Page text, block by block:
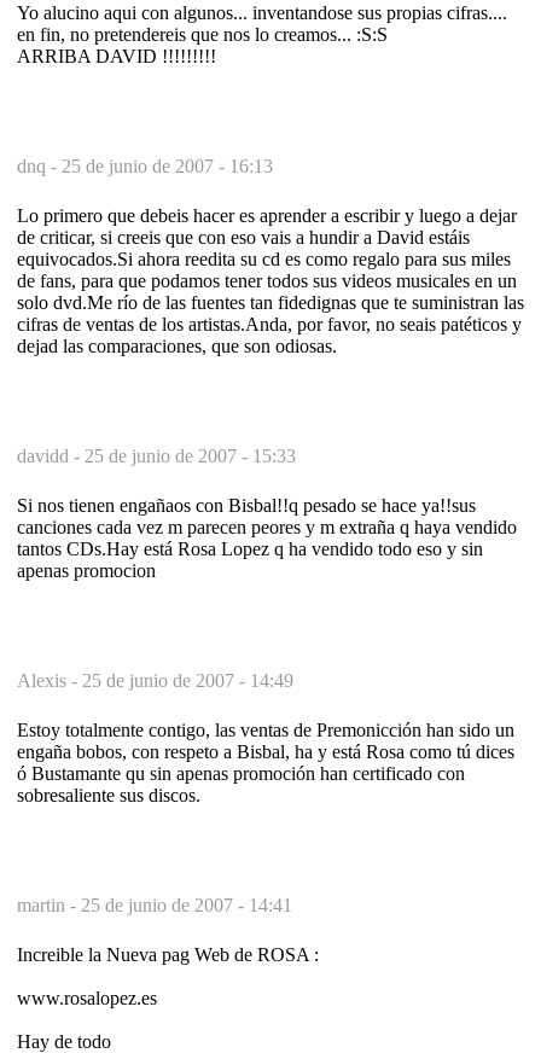
Yo alucino aqui con algunos... inventandose sus propias cifras....
en fin, no pretendereis que nos lo creamos... :S:S
ARRIBA DAVID !!!!!!!!!
dnq - 25 de junio de 2007 - 16:13
Lo primero que debeis hacer es aprender a escribir y luego a dejar
de criticar, si creeis que con eso vais a hundir a David estáis
equivocados.Si ahora reedita su cd es como regalo para sus miles
de fans, para que podamos tener todos sus videos musicales en un
solo dvd.Me río de las fuentes tan fidedignas que te suministran las
cifras de ventas de los artistas.Anda, por favor, no seais patéticos y
dejad las comparaciones, que son odiosas.
davidd - 25 de junio de 2007 - 15:33
Si nos tienen engañaos con Bisbal!!q pesado se hace ya!!sus
canciones cada vez m parecen peores y m extraña q haya vendido
tantos CDs.Hay está Rosa Lopez q ha vendido todo eso y sin
apenas promocion
Alexis - 25 de junio de 2007 - 14:49
Estoy totalmente contigo, las ventas de Premonicción han sido un
engaña bobos, con respeto a Bisbal, ha y está Rosa como tú dices
ó Bustamante qu sin apenas promoción han certificado con
sobresaliente sus discos.
martin - 25 de junio de 2007 - 14:41
Increible la Nueva pag Web de ROSA :
www.rosalopez.es
Hay de todo